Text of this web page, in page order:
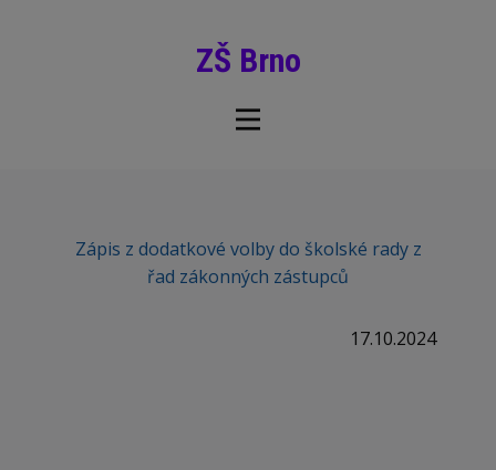
ZŠ Brno
Zápis z dodatkové volby do školské rady z
řad zákonných zástupců
17.10.2024